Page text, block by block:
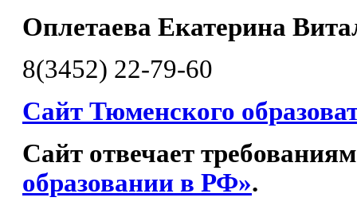
Оплетаева Екатерина
8(3452) 22-79-60
Сайт Тюменского
Сайт отвечает
образовании в РФ».